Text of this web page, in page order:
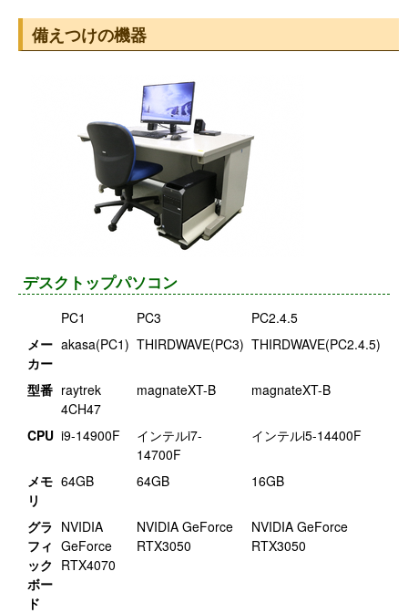
備えつけの機器
デスクトップパソコン
PC1 PC3
PC2.4.5
メー
カー
akasa(PC1) THIRDWAVE(PC3) THIRDWAVE(PC2.4.5)
型番 raytrek
4CH47
magnateXT-B magnateXT-B
CPU i9-14900F
インテルi7-
14700F
インテルi5-14400F
メモ
リ
64GB 64GB 16GB
グラ
フィ
ック
ボー
ド
NVIDIA
GeForce
RTX4070
NVIDIA GeForce
RTX3050
NVIDIA GeForce
RTX3050